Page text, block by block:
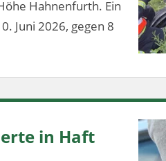
Hahnenfurth. Ein
Juni 2026, gegen 8
in Haft